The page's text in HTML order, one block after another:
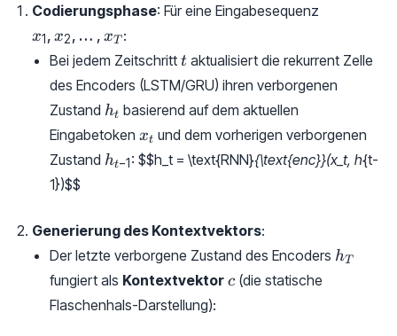
Codierungsphase: Für eine Eingabesequenz
x_T
x1 , x2, … , xT :
Bei jedem Zeitschritt t
t aktualisiert die rekurrent Zelle
des Encoders (LSTM/GRU) ihren verborgenen
Zustand h_t
ht basierend auf dem aktuellen
Eingabetoken x_t
xt und dem vorherigen verborgenen
Zustand h_{t-
ht−1 : $$h_t = \text{RNN}{\text{enc}}(x_t, h{t-
1})$$
Generierung des Kontextvektors:
Der letzte verborgene Zustand des Encoders h_T
hT
fungiert als Kontextvektor c
c (die statische
Flaschenhals-Darstellung):